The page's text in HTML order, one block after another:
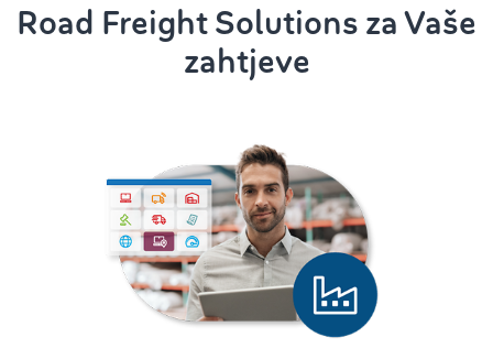
Road Freight Solutions za Vaše
zahtjeve